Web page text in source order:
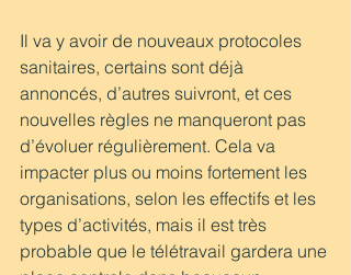
Il va y avoir de nouveaux protocoles
sanitaires, certains sont déjà
annoncés, d’autres suivront, et ces
nouvelles règles ne manqueront pas
d’évoluer régulièrement. Cela va
impacter plus ou moins fortement les
organisations, selon les effectifs et les
types d’activités, mais il est très
probable que le télétravail gardera une